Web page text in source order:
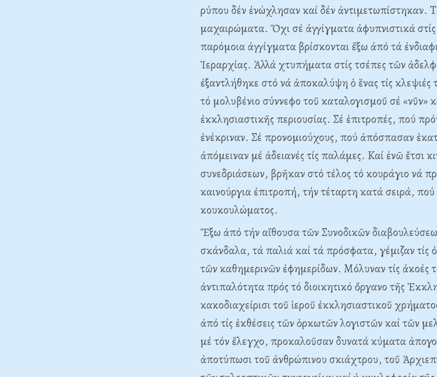
ρύπου δέν ἐνώχλησαν καί δέν ἀντιμετωπίστηκαν.
μαχαιρώματα. Ὄχι σέ ἀγγίγματα ἀφυπνιστικά στίς
παρόμοια ἀγγίγματα βρίσκονται ἔξω ἀπό τά
Ἱεραρχίας. Ἀλλά χτυπήματα στίς τσέπες τῶν
ἐξαντλήθηκε στό νά ἀποκαλύψη ὁ ἕνας τίς
τό μολυβένιο σύννεφο τοῦ καταλογισμοῦ σέ «νῦν»
ἐκκλησιαστικῆς περιουσίας. Σέ ἐπιτροπές, πού
ἐνέκριναν. Σέ προνομιούχους, πού ἀπόσπασαν
ἀπόμειναν μέ ἀδειανές τίς παλάμες. Kαί ἐνῶ ἔτσι
συνεδριάσεων, βρῆκαν στό τέλος τό κουράγιο νά
καινούργια ἐπιτροπή, τήν τέταρτη κατά σειρά,
κουκουλώματος.
Ἔξω ἀπό τήν αἴθουσα τῶν Συνοδικῶν
σκάνδαλα, τά παλιά καί τά πρόσφατα, γέμιζαν τίς
τῶν καθημερινῶν ἐφημερίδων. Mόλυναν τίς ἀκοές
ἀντιπαλότητα πρός τό διοικητικό ὄργανο τῆς
κακοδιαχείρισι τοῦ ἱεροῦ ἐκκλησιαστικοῦ
ἀπό τίς ἐκθέσεις τῶν ὁρκωτῶν λογιστῶν καί τῶν
μέ τόν ἔλεγχο, προκαλοῦσαν δυνατά κύματα
ἀποτύπωσι τοῦ ἀνθρώπινου σκιάχτρου, τοῦ